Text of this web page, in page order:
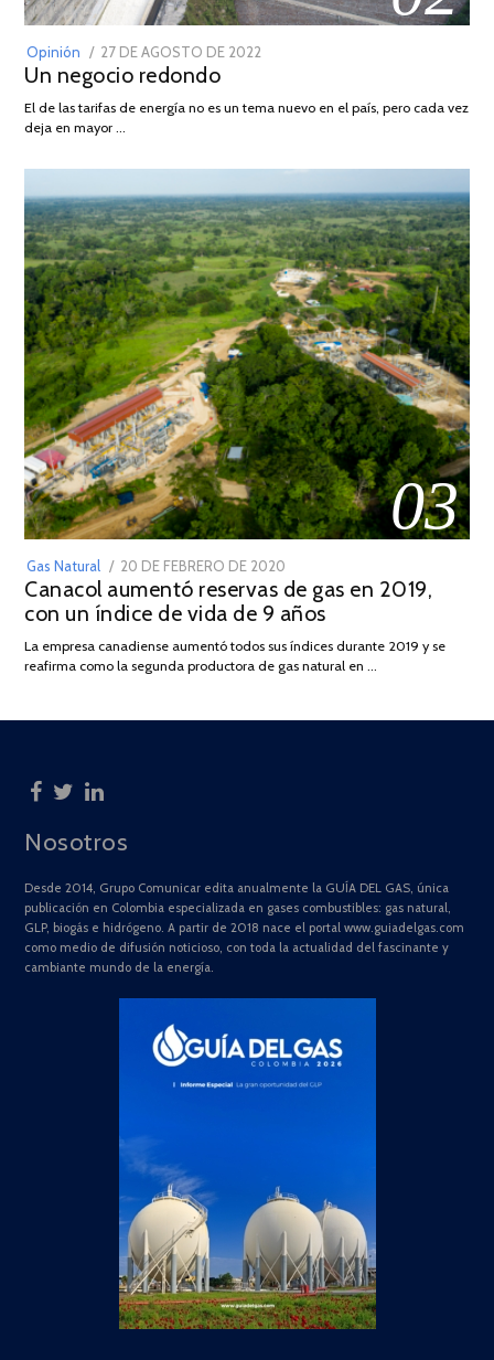
Opinión
POSTED
ON
27 DE AGOSTO DE 2022
DE
Un negocio redondo
El de las tarifas de energía no es un tema nuevo en el país, pero cada vez
deja en mayor …
03
Gas Natural
POSTED
ON
20 DE FEBRERO DE 2020
DE
JULIO
2025
Canacol aumentó reservas de gas en 2019,
con un índice de vida de 9 años
La empresa canadiense aumentó todos sus índices durante 2019 y se
reafirma como la segunda productora de gas natural en …
Nosotros
Desde 2014, Grupo Comunicar edita anualmente la GUÍA DEL GAS, única
publicación en Colombia especializada en gases combustibles: gas natural,
GLP, biogás e hidrógeno. A partir de 2018 nace el portal www.guiadelgas.com
como medio de difusión noticioso, con toda la actualidad del fascinante y
cambiante mundo de la energía.